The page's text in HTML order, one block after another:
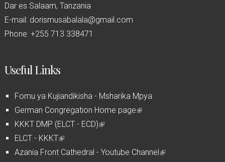
Dar es Salaam, Tanzania
E-mail: dorismusabalala@gmail.com
Phone: +255 713 338471
Useful Links
Fomu ya Kujiandikisha - Msharika Mpya
German Congregation Home page(
n
KKKT DMP (ELCT - ECD)(
i
ELCT - KKKT(
l
Azania Front Cathedral - Youtube Channel(